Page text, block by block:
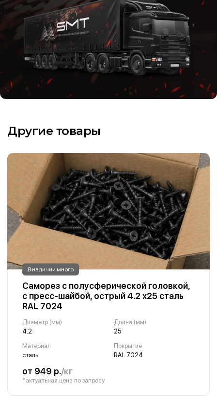
Другие товары
В наличии много
Саморез с полусферической головкой,
с пресс-шайбой, острый 4.2 х25 сталь
RAL 7024
Диаметр (мм)
4.2
Длина (мм)
25
Материал
сталь
Покрытие
RAL 7024
от 949 р./кг
*актуальная цена по запросу